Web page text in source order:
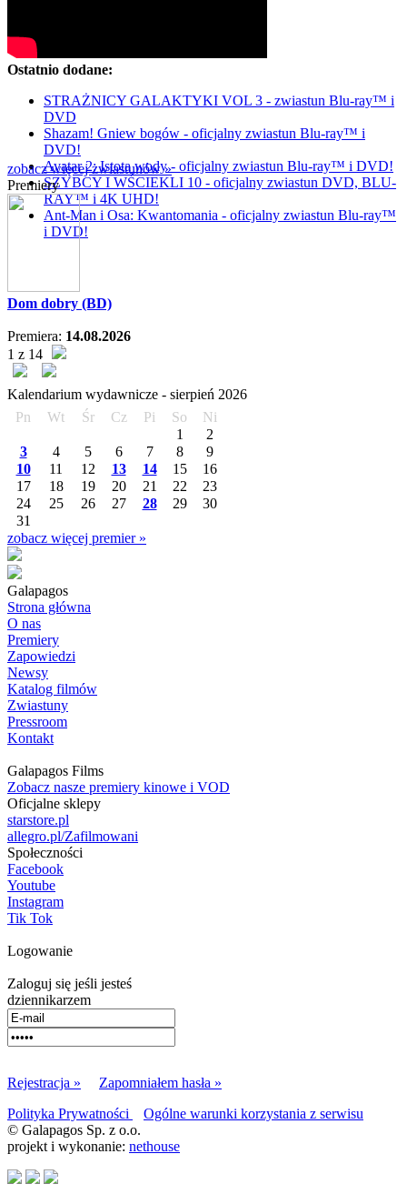
Ostatnio dodane:
STRAŻNICY GALAKTYKI VOL 3 - zwiastun Blu-ray™ i
DVD
Shazam! Gniew bogów - oficjalny zwiastun Blu-ray™ i
DVD!
Avatar 2: Istota wody - oficjalny zwiastun Blu-ray™ i DVD!
SZYBCY I WŚCIEKLI 10 - oficjalny zwiastun DVD, BLU-
RAY™ i 4K UHD!
Ant-Man i Osa: Kwantomania - oficjalny zwiastun Blu-ray™
i DVD!
zobacz więcej zwiastunów »
Premiery
Dom dobry (BD)
Premiera: 14.08.2026
1 z 14
Kalendarium wydawnicze - sierpień 2026
Pn
Wt Śr Cz Pi So
Ni
1
2
3
4 5 6 7 8
9
10
11 12 13 14 15
16
17
18 19 20 21 22
23
24
25 26 27 28 29
30
31
zobacz więcej premier »
Galapagos
Strona główna
O nas
Premiery
Zapowiedzi
Newsy
Katalog filmów
Zwiastuny
Pressroom
Kontakt
Galapagos Films
Zobacz nasze premiery kinowe i VOD
Oficjalne sklepy
starstore.pl
allegro.pl/Zafilmowani
Społeczności
Facebook
Youtube
Instagram
Tik Tok
Logowanie
Zaloguj się jeśli jesteś
dziennikarzem
Rejestracja »
Zapomniałem hasła »
Polityka Prywatności
Ogólne warunki korzystania z serwisu
© Galapagos Sp. z o.o.
projekt i wykonanie: nethouse